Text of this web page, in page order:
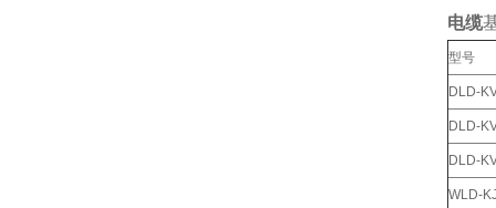
电缆
型号
DLD-
DLD-
DLD-
WLD-